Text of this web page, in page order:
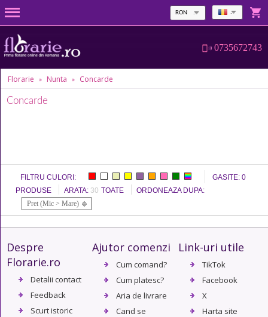
RON
0735672743
Florarie » Nunta » Concarde
Concarde
FILTRU CULORI: GASITE: 0
PRODUSE
ARATA: 30 TOATE
ORDONEAZA DUPA:
Pret (Mic > Mare)
Despre
Florarie.ro
Detalii contact
Feedback
Scurt istoric
Ajutor comenzi
Cum comand?
Cum platesc?
Aria de livrare
Cand se
Link-uri utile
TikTok
Facebook
X
Harta site